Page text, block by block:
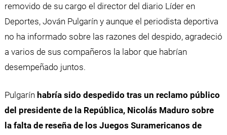
removido de su cargo el director del diario Líder en
Deportes, Jován Pulgarín y aunque el periodista deportiva
no ha informado sobre las razones del despido, agradeció
a varios de sus compañeros la labor que habrían
desempeñado juntos.
Pulgarín habría sido despedido tras un reclamo público
del presidente de la República, Nicolás Maduro sobre
la falta de reseña de los Juegos Suramericanos de